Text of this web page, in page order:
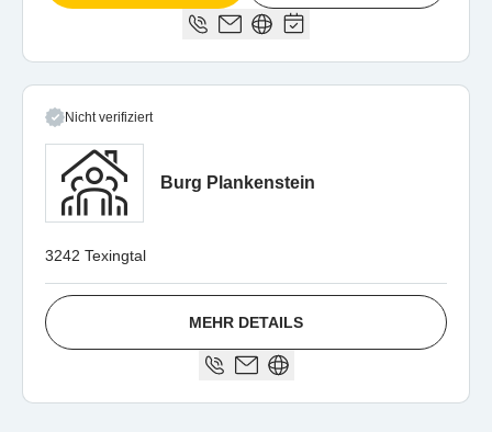
Nicht verifiziert
Burg Plankenstein
3242 Texingtal
MEHR DETAILS